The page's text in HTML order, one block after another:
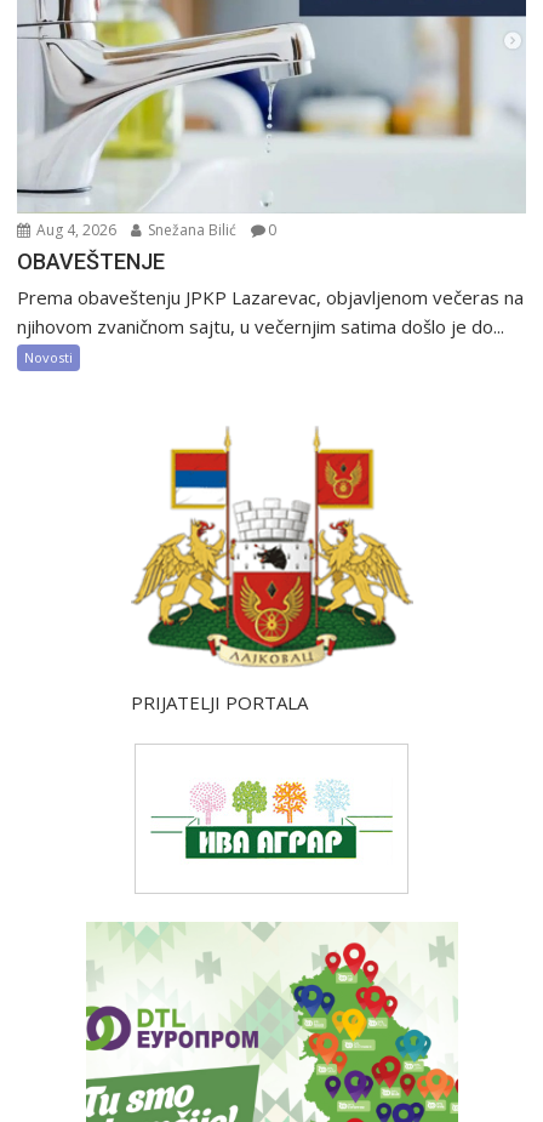
Aug 4, 2026 Snežana Bilić 0
OBAVEŠTENJE
Prema obaveštenju JPKP Lazarevac, objavljenom večeras na
njihovom zvaničnom sajtu, u večernjim satima došlo je do...
Novosti
PRIJATELJI PORTALA